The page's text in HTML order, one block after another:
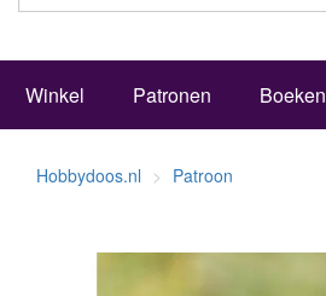
Winkel Patronen Boeken
Hobbydoos.nl Patroon